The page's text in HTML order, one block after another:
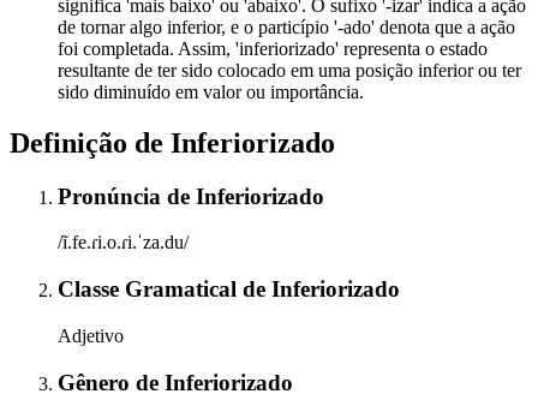
significa 'mais baixo' ou 'abaixo'. O sufixo '-izar' indica a ação
de tornar algo inferior, e o particípio '-ado' denota que a ação
foi completada. Assim, 'inferiorizado' representa o estado
resultante de ter sido colocado em uma posição inferior ou ter
sido diminuído em valor ou importância.
Definição de Inferiorizado
Pronúncia de Inferiorizado
/ĩ.fe.ɾi.o.ɾi.ˈza.du/
Classe Gramatical de Inferiorizado
Adjetivo
Gênero de Inferiorizado